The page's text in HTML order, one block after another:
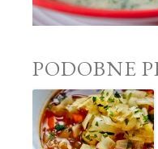
PODOBNE